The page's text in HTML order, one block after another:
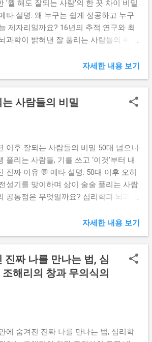
다 짧은 영상인 쇼츠, 릴스, 클립을 먼저
바로 답을 얻어냅니다. 네이버에 새롭게
약 기능은 사용자가 굳이 개별 블로그를
주고 있죠. 이러한 현상을 바로 제로 클릭
게 클릭으로 이어지던 시대는 지나가
글을 직접 눌러서 읽어야 하는 명확한
'뭘 해도 잘되는 사람'의 한 끗 차이 비밀
타 설명: 왜 누구는 쉽게 성공하고 누구
제자리일까요? 16년의 추적 연구와 최
과학이 밝혀낸 잘 풀리는 사람들의 4가
두고, 실패 없는 인생 치트키인 '선택의
기는 생각 경로를 지금 당장 재설계해
요. 📚 목차 (원하는 내용을 클릭해 보세
번지수가 다르다, 정체성 진술과 상황
4. 미루는 것은 뇌의 본능, 기분 대신 아
은 시작으로 시동 거는 법 5. 의지력을
마라, 똑똑한 이들이 자물쇠를 채우는
설계 6. 부정 편양을 덮어쓰는 3주의 기
뒤집은 성공의 진실, 운과 재능이 아니
혹시 아침에 눈을 뜨자마자 혹은 일이
입버릇처럼 반복하고 계시지는 않나요?
가 무심코 내뱉는 이 한 마디가 우리의
풀려 앞서나가는 사람들이 있습니다. 반
자세한 내용 보기
사람들의 비밀
이후 잘되는 사람들의 비밀 50대 넘으니
풀리는 사람들, 기를 쓰고 ‘이것’부터 내
진짜 이유 💬 메타 설명: 50대 이후 오히
성기를 맞이하며 삶이 술술 풀리는 사람
공통점은 무엇일까요? 심리학과 뇌과학
서 벗어나 내면의 평온을 되찾고 진짜 나
환 포인트를 따뜻한 스토리텔링으로 전
립니다. 📚 목차 1. 열심히 살았는데 왜
마음이 허할까? 2. 타인의 시선이라는
치열하게 직장 생활을 버텨내며 부모님
자세한 내용 보기
진짜 나를 만나는 법, 심
해리의 창과 무의식의
에 숨겨진 진짜 나를 만나는 법, 심리학